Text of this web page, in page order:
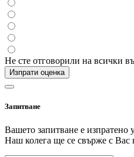
Не сте отговорили на всички
Изпрати оценка
Запитване
Вашето запитване е изпратено
Наш колега ще се свърже с Вас